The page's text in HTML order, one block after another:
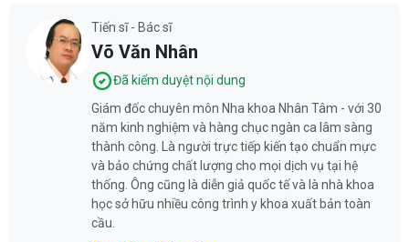
Tiến sĩ - Bác sĩ
Võ Văn Nhân
Đã kiểm duyệt nội dung
Giám đốc chuyên môn Nha khoa Nhân Tâm - với 30
năm kinh nghiệm và hàng chục ngàn ca lâm sàng
thành công. Là người trực tiếp kiến tạo chuẩn mực
và bảo chứng chất lượng cho mọi dịch vụ tại hệ
thống. Ông cũng là diễn giả quốc tế và là nhà khoa
học sở hữu nhiều công trình y khoa xuất bản toàn
cầu.